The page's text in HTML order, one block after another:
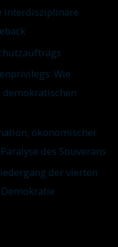
interdisziplinäre
Wie
ökonomischer
des Souveräns
der vierten